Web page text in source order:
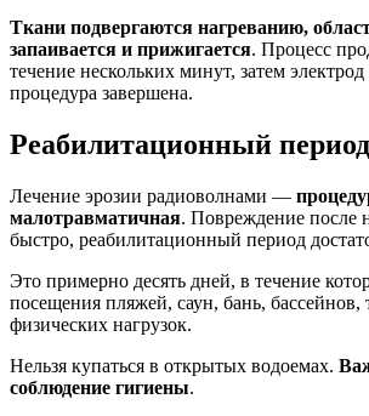
Ткани подвергаются нагреванию,
запаивается и прижигается. Процесс
течение нескольких минут, затем
процедура завершена.
Реабилитационный период
Лечение эрозии радиоволнами —
малотравматичная. Повреждение после
быстро, реабилитационный период
Это примерно десять дней, в течение
посещения пляжей, саун, бань, бассейнов,
физических нагрузок.
Нельзя купаться в открытых водоемах.
соблюдение гигиены.